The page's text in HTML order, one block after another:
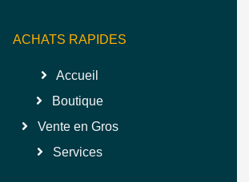
ACHATS RAPIDES
Accueil
Boutique
Vente en Gros
Services